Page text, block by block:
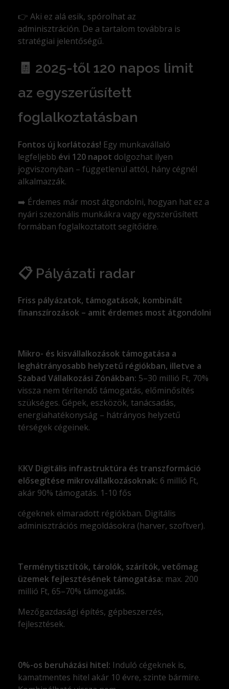
👉 Aki ez alá esik, spórolhat az
adminisztráción. De a tartalom továbbra is
stratégiai jelentőségű.
🧾 2025-től 120 napos limit
az egyszerűsített
foglalkoztatásban
Fontos új korlátozás! Egy munkavállaló
legfeljebb évi 120 napot dolgozhat ilyen
jogviszonyban – függetlenül attól, hány cégnél
alkalmazzák.
➡️ Érdemes már most átgondolni, hogyan hat ez a
nyári szezonális munkákra vagy egyszerűsített
formában foglalkoztatott segítőidre.
📋 Pályázati radar
Friss pályázatok, támogatások, kombinált
finanszírozások – amit érdemes most átgondolni
Mikro- és kisvállalkozások támogatása a
leghátrányosabb helyzetű régiókban, illetve a
Szabad Vállalkozási Zónákban: 5–30 millió Ft, 70%
vissza nem térítendő támogatás, előminősítés
szükséges. Gépek, eszközök, tanácsadás,
energiahatékonyság – hátrányos helyzetű
térségek cégeinek.
KKV Digitális infrastruktúra és transzformáció
elősegítése mikrovállalkozásoknak: 6 millió Ft,
akár 90% támogatás. 1-10 fős
cégeknek elmaradott régiókban. Digitális
adminisztrációs megoldásokra (harver, szoftver).
Terménytisztítók, tárolók, szárítók, vetőmag
üzemek fejlesztésének támogatása: max. 200
millió Ft, 65–70% támogatás.
Mezőgazdasági építés, gépbeszerzés,
fejlesztések.
0%-os beruházási hitel: Induló cégeknek is,
kamatmentes hitel akár 10 évre, szinte bármire.